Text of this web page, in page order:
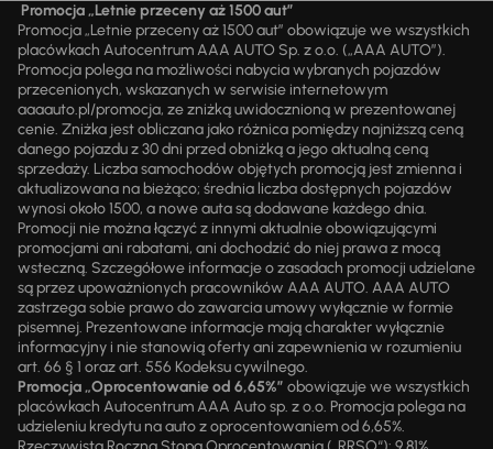
Promocja „Letnie przeceny aż 1500 aut”
Promocja „Letnie przeceny aż 1500 aut” obowiązuje we wszystkich
placówkach Autocentrum AAA AUTO Sp. z o.o. („AAA AUTO”).
Promocja polega na możliwości nabycia wybranych pojazdów
przecenionych, wskazanych w serwisie internetowym
aaaauto.pl/promocja, ze zniżką uwidocznioną w prezentowanej
cenie. Zniżka jest obliczana jako różnica pomiędzy najniższą ceną
danego pojazdu z 30 dni przed obniżką a jego aktualną ceną
sprzedaży. Liczba samochodów objętych promocją jest zmienna i
aktualizowana na bieżąco; średnia liczba dostępnych pojazdów
wynosi około 1500, a nowe auta są dodawane każdego dnia.
Promocji nie można łączyć z innymi aktualnie obowiązującymi
promocjami ani rabatami, ani dochodzić do niej prawa z mocą
wsteczną. Szczegółowe informacje o zasadach promocji udzielane
są przez upoważnionych pracowników AAA AUTO. AAA AUTO
zastrzega sobie prawo do zawarcia umowy wyłącznie w formie
pisemnej. Prezentowane informacje mają charakter wyłącznie
informacyjny i nie stanowią oferty ani zapewnienia w rozumieniu
art. 66 § 1 oraz art. 556 Kodeksu cywilnego.
Promocja „Oprocentowanie od 6,65%” obowiązuje we wszystkich
placówkach Autocentrum AAA Auto sp. z o.o. Promocja polega na
udzieleniu kredytu na auto z oprocentowaniem od 6,65%.